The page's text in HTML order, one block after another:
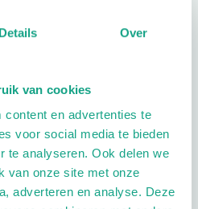
Details Over
van cookies
en advertenties te
voor social media te bieden
te analyseren. Ook delen we
van onze site met onze
adverteren en analyse. Deze
gevonden